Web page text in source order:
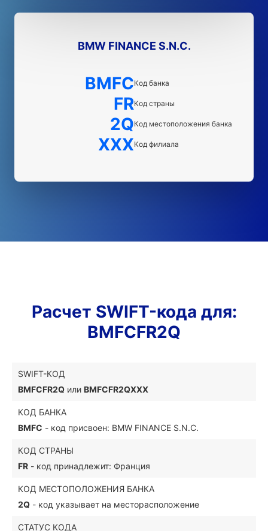
BMW FINANCE S.N.C.
BMFCКод банка
FRКод страны
2QКод местоположения банка
XXXКод филиала
Расчет SWIFT-кода для:
BMFCFR2Q
SWIFT-КОД
BMFCFR2Q или BMFCFR2QXXX
КОД БАНКА
BMFC - код присвоен: BMW FINANCE S.N.C.
КОД СТРАНЫ
FR - код принадлежит: Франция
КОД МЕСТОПОЛОЖЕНИЯ БАНКА
2Q - код указывает на месторасположение
СТАТУС КОДА